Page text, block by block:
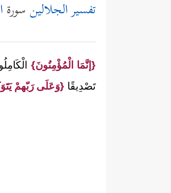
تفسير الجلالين سورة
{إنَّمَا الْمُؤْمِنُونَ}
تَصْدِيقًا {وَعَلَى رَبّهمْ